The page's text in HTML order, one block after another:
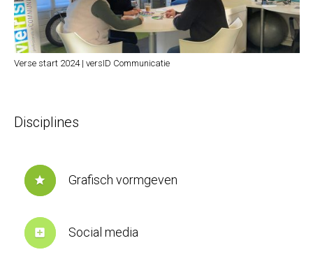
Verse start 2024 | versID Communicatie
Disciplines
star Grafisch vormgeven
add_box Social media